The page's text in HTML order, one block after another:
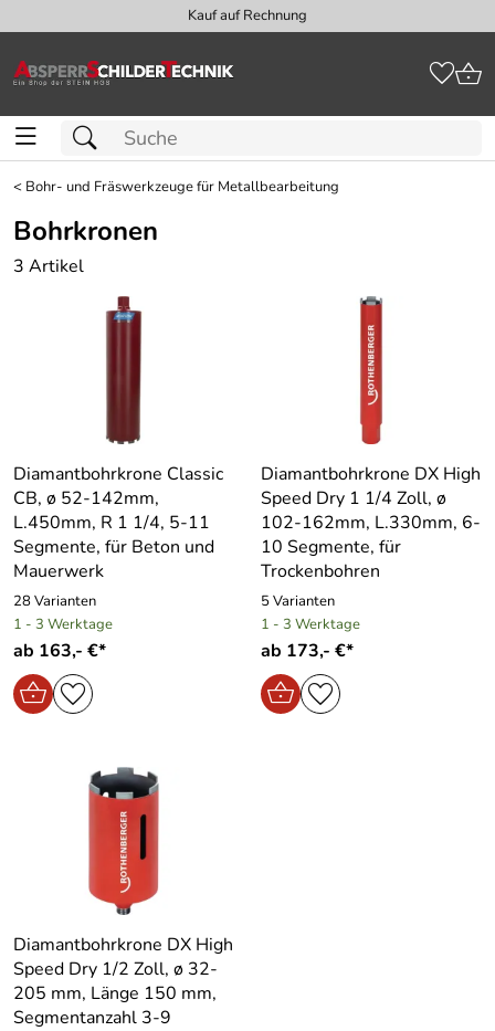
Kauf auf Rechnung
< Bohr- und Fräswerkzeuge für Metallbearbeitung
Bohrkronen
3 Artikel
Diamantbohrkrone Classic
CB, ø 52-142mm,
L.450mm, R 1 1/4, 5-11
Segmente, für Beton und
Mauerwerk
28 Varianten
1 - 3 Werktage
ab 163,- €*
Diamantbohrkrone DX High
Speed Dry 1 1/4 Zoll, ø
102-162mm, L.330mm, 6-
10 Segmente, für
Trockenbohren
5 Varianten
1 - 3 Werktage
ab 173,- €*
Diamantbohrkrone DX High
Speed Dry 1/2 Zoll, ø 32-
205 mm, Länge 150 mm,
Segmentanzahl 3-9